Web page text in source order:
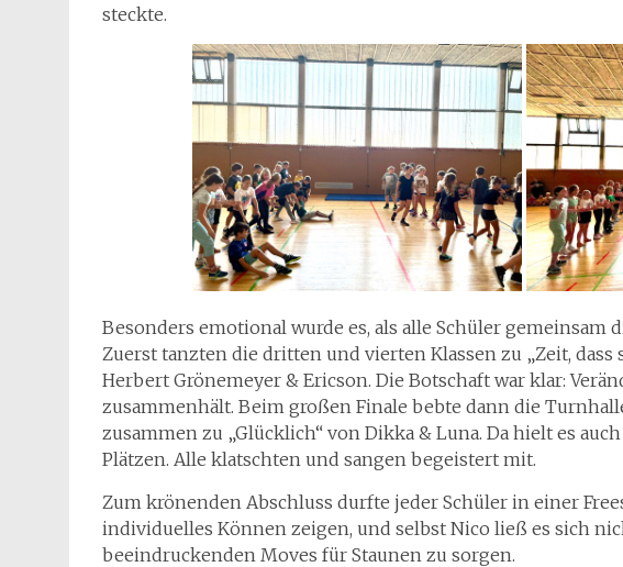
steckte.
Besonders emotional wurde es, als alle Schüler gemeinsam
Zuerst tanzten die dritten und vierten Klassen zu „Zeit, dass
Herbert Grönemeyer & Ericson. Die Botschaft war klar:
zusammenhält. Beim großen Finale bebte dann die
zusammen zu „Glücklich“ von Dikka & Luna. Da hielt es
Plätzen. Alle klatschten und sangen begeistert mit.
Zum krönenden Abschluss durfte jeder Schüler in einer
individuelles Können zeigen, und selbst Nico ließ es sich
beeindruckenden Moves für Staunen zu sorgen.